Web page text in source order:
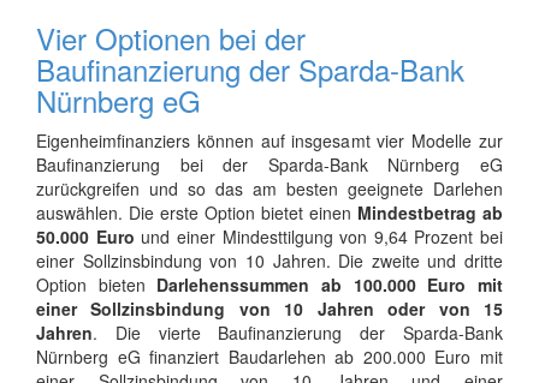
Vier Optionen bei der
Baufinanzierung der Sparda-Bank
Nürnberg eG
Eigenheimfinanziers können auf insgesamt vier Modelle zur
Baufinanzierung bei der Sparda-Bank Nürnberg eG
zurückgreifen und so das am besten geeignete Darlehen
auswählen. Die erste Option bietet einen Mindestbetrag ab
50.000 Euro und einer Mindesttilgung von 9,64 Prozent bei
einer Sollzinsbindung von 10 Jahren. Die zweite und dritte
Option bieten Darlehenssummen ab 100.000 Euro mit
einer Sollzinsbindung von 10 Jahren oder von 15
Jahren. Die vierte Baufinanzierung der Sparda-Bank
Nürnberg eG finanziert Baudarlehen ab 200.000 Euro mit